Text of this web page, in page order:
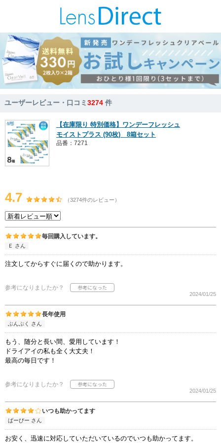
ユーザーレビュー・口コミ3274 件
【在庫限り 特別価格】ワンデーフレッシュ
モイストプラス (90枚) 8箱セット
品番：7271
4.7 （3274件のレビュー）
毎回購入しています。
Ｅ さん
注文してからすぐに届くので助かります。
参考になりましたか？
2024/01/25
長年使用
ぶんぷく さん
もう、随分と長い間、愛用しています！
ドライアイの私も全く大丈夫！
最高の毎日です！
参考になりましたか？
2024/01/25
いつも助かってます
ばーびー さん
お安く、迅速に対応していただいているのでいつも助かってます。